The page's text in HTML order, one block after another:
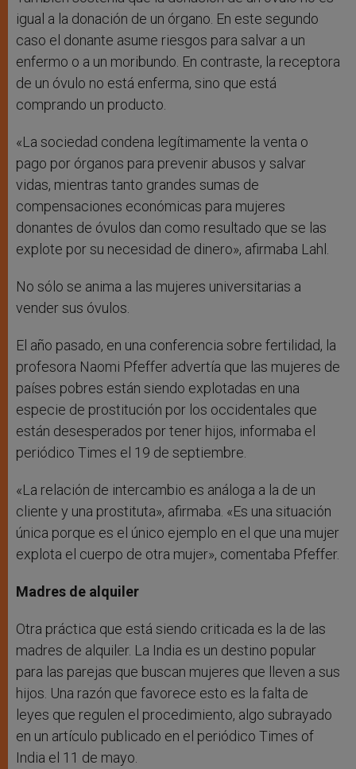
igual a la donación de un órgano. En este segundo
caso el donante asume riesgos para salvar a un
enfermo o a un moribundo. En contraste, la receptora
de un óvulo no está enferma, sino que está
comprando un producto.
«La sociedad condena legítimamente la venta o
pago por órganos para prevenir abusos y salvar
vidas, mientras tanto grandes sumas de
compensaciones económicas para mujeres
donantes de óvulos dan como resultado que se las
explote por su necesidad de dinero», afirmaba Lahl.
No sólo se anima a las mujeres universitarias a
vender sus óvulos.
El año pasado, en una conferencia sobre fertilidad, la
profesora Naomi Pfeffer advertía que las mujeres de
países pobres están siendo explotadas en una
especie de prostitución por los occidentales que
están desesperados por tener hijos, informaba el
periódico Times el 19 de septiembre.
«La relación de intercambio es análoga a la de un
cliente y una prostituta», afirmaba. «Es una situación
única porque es el único ejemplo en el que una mujer
explota el cuerpo de otra mujer», comentaba Pfeffer.
Madres de alquiler
Otra práctica que está siendo criticada es la de las
madres de alquiler. La India es un destino popular
para las parejas que buscan mujeres que lleven a sus
hijos. Una razón que favorece esto es la falta de
leyes que regulen el procedimiento, algo subrayado
en un artículo publicado en el periódico Times of
India el 11 de mayo.